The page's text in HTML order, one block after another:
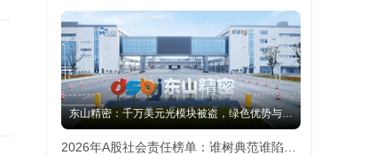
东山精密：千万美元光模块被盗，绿色优势与治
理隐忧并存|ESG案例
2026年A股社会责任榜单：谁树典范谁陷争